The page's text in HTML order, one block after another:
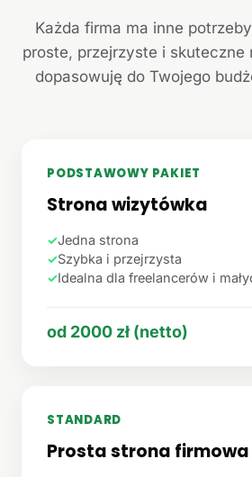
Każda firma ma inne
proste, przejrzyste i skuteczne
dopasowuję do Twojego
PODSTAWOWY PAKIET
Strona wizytówka
✓Jedna strona
✓Szybka i przejrzysta
✓Idealna dla freelancerów i
od 2000 zł (netto)
STANDARD
Prosta strona firmowa